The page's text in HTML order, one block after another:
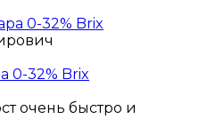
0-32% Brix
очень быстро и